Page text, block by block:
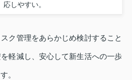
応しやすい。
ク管理をあらかじめ検討すること
軽減し、安心して新生活への一歩
。